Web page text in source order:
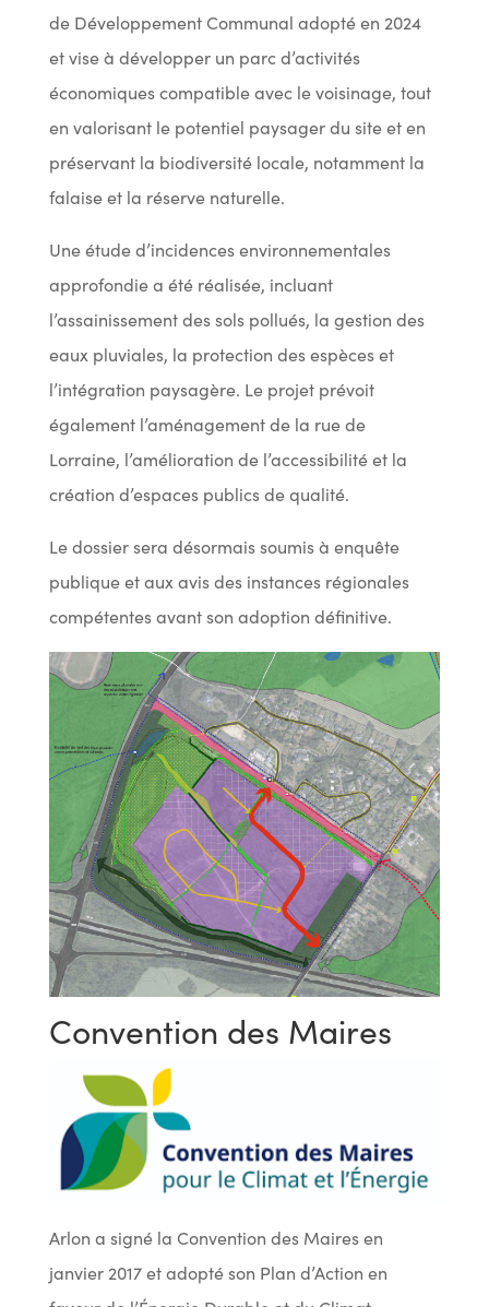
de Développement Communal adopté en 2024
et vise à développer un parc d’activités
économiques compatible avec le voisinage, tout
en valorisant le potentiel paysager du site et en
préservant la biodiversité locale, notamment la
falaise et la réserve naturelle.
Une étude d’incidences environnementales
approfondie a été réalisée, incluant
l’assainissement des sols pollués, la gestion des
eaux pluviales, la protection des espèces et
l’intégration paysagère. Le projet prévoit
également l’aménagement de la rue de
Lorraine, l’amélioration de l’accessibilité et la
création d’espaces publics de qualité.
Le dossier sera désormais soumis à enquête
publique et aux avis des instances régionales
compétentes avant son adoption définitive.
Convention des Maires
Arlon a signé la Convention des Maires en
janvier 2017 et adopté son Plan d’Action en